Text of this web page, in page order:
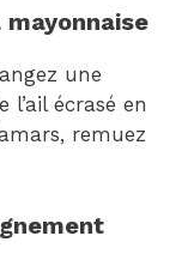
mayonnaise
une
l’ail écrasé en
remuez